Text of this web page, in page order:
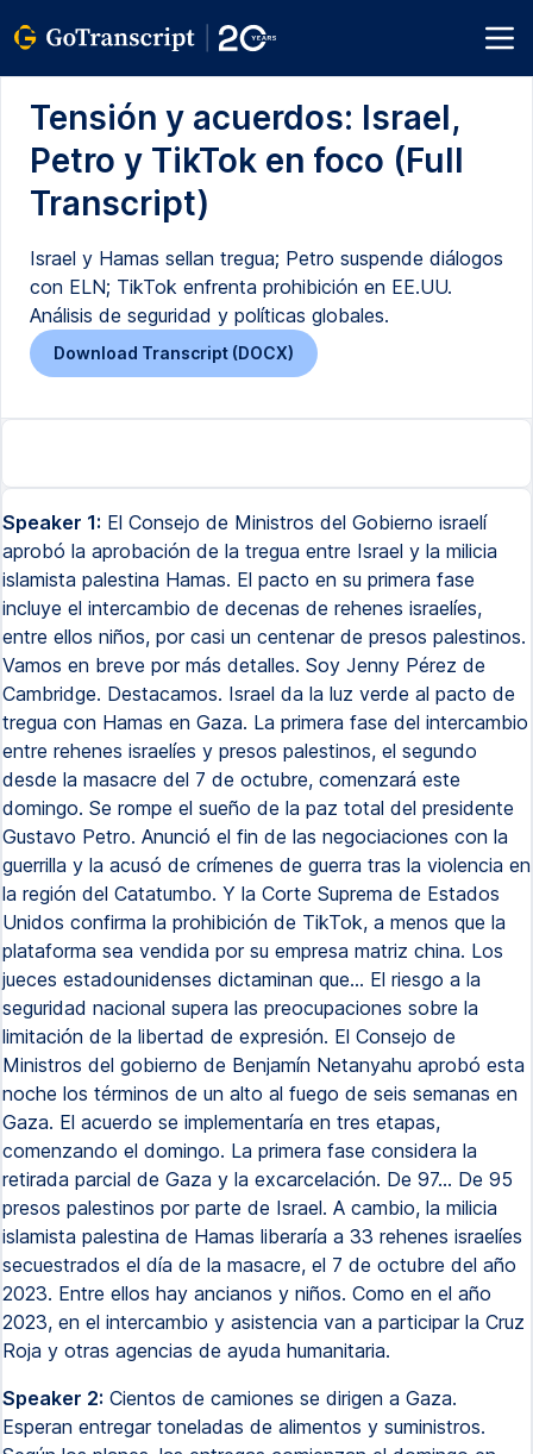
Tensión y acuerdos: Israel,
Petro y TikTok en foco (Full
Transcript)
Israel y Hamas sellan tregua; Petro suspende diálogos
con ELN; TikTok enfrenta prohibición en EE.UU.
Análisis de seguridad y políticas globales.
Download Transcript (DOCX)
Speaker 1: El Consejo de Ministros del Gobierno israelí
aprobó la aprobación de la tregua entre Israel y la milicia
islamista palestina Hamas. El pacto en su primera fase
incluye el intercambio de decenas de rehenes israelíes,
entre ellos niños, por casi un centenar de presos palestinos.
Vamos en breve por más detalles. Soy Jenny Pérez de
Cambridge. Destacamos. Israel da la luz verde al pacto de
tregua con Hamas en Gaza. La primera fase del intercambio
entre rehenes israelíes y presos palestinos, el segundo
desde la masacre del 7 de octubre, comenzará este
domingo. Se rompe el sueño de la paz total del presidente
Gustavo Petro. Anunció el fin de las negociaciones con la
guerrilla y la acusó de crímenes de guerra tras la violencia en
la región del Catatumbo. Y la Corte Suprema de Estados
Unidos confirma la prohibición de TikTok, a menos que la
plataforma sea vendida por su empresa matriz china. Los
jueces estadounidenses dictaminan que... El riesgo a la
seguridad nacional supera las preocupaciones sobre la
limitación de la libertad de expresión. El Consejo de
Ministros del gobierno de Benjamín Netanyahu aprobó esta
noche los términos de un alto al fuego de seis semanas en
Gaza. El acuerdo se implementaría en tres etapas,
comenzando el domingo. La primera fase considera la
retirada parcial de Gaza y la excarcelación. De 97... De 95
presos palestinos por parte de Israel. A cambio, la milicia
islamista palestina de Hamas liberaría a 33 rehenes israelíes
secuestrados el día de la masacre, el 7 de octubre del año
2023. Entre ellos hay ancianos y niños. Como en el año
2023, en el intercambio y asistencia van a participar la Cruz
Roja y otras agencias de ayuda humanitaria.
Speaker 2: Cientos de camiones se dirigen a Gaza.
Esperan entregar toneladas de alimentos y suministros.